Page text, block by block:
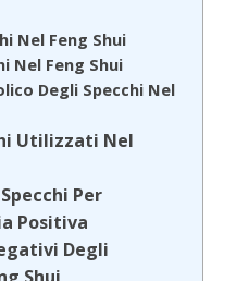
Nel Feng Shui
Nel Feng Shui
Degli Specchi Nel
Utilizzati Nel
Per
Positiva
Degli